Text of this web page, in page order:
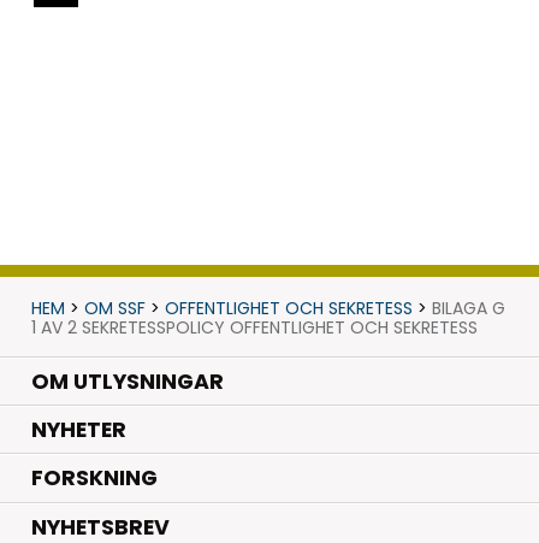
HEM > OM SSF> OFFENTLIGHET OCH SEKRETESS > BILAGA G
1 AV 2 SEKRETESSPOLICY OFFENTLIGHET OCH SEKRETESS
OM UTLYSNINGAR
NYHETER.
FORSKNING.
NYHETSBREV